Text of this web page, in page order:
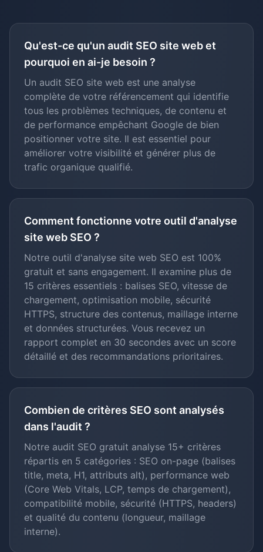
Qu'est-ce qu'un audit SEO site web et
pourquoi en ai-je besoin ?
Un audit SEO site web est une analyse
complète de votre référencement qui identifie
tous les problèmes techniques, de contenu et
de performance empêchant Google de bien
positionner votre site. Il est essentiel pour
améliorer votre visibilité et générer plus de
trafic organique qualifié.
Comment fonctionne votre outil d'analyse
site web SEO ?
Notre outil d'analyse site web SEO est 100%
gratuit et sans engagement. Il examine plus de
15 critères essentiels : balises SEO, vitesse de
chargement, optimisation mobile, sécurité
HTTPS, structure des contenus, maillage interne
et données structurées. Vous recevez un
rapport complet en 30 secondes avec un score
détaillé et des recommandations prioritaires.
Combien de critères SEO sont analysés
dans l'audit ?
Notre audit SEO gratuit analyse 15+ critères
répartis en 5 catégories : SEO on-page (balises
title, meta, H1, attributs alt), performance web
(Core Web Vitals, LCP, temps de chargement),
compatibilité mobile, sécurité (HTTPS, headers)
et qualité du contenu (longueur, maillage
interne).